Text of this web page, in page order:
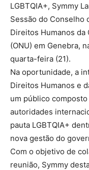
LGBTQIA+, Symmy
Sessão do Conselho
Direitos Humanos da
(ONU) em Genebra,
quarta-feira (21).
Na oportunidade, a
Direitos Humanos e
um público
autoridades
pauta LGBTQIA+
nova gestão do
Com o objetivo de
reunião, Symmy